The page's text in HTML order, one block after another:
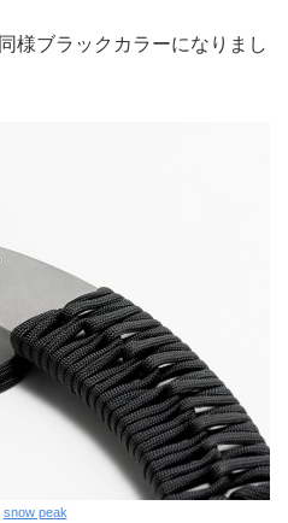
様ブラックカラーになりまし
snow peak